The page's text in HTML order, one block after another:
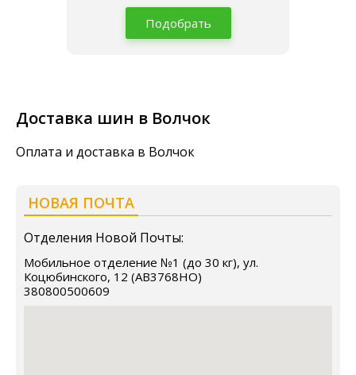
Подобрать
Доставка шин в Волчок
Оплата и доставка в Волчок
НОВАЯ ПОЧТА
Отделения Новой Почты:
Мобильное отделение №1 (до 30 кг), ул.
Коцюбинского, 12 (АВ3768НО)
380800500609